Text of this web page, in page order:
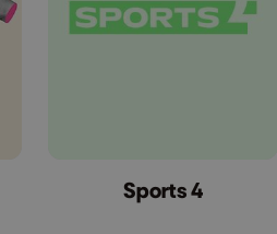
Sports 4